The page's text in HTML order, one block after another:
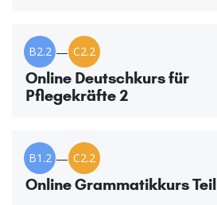
B2.2 — C2.2
Online Deutschkurs für
Pflegekräfte 2
B1.2 — C2.2
Online Grammatikkurs Teil